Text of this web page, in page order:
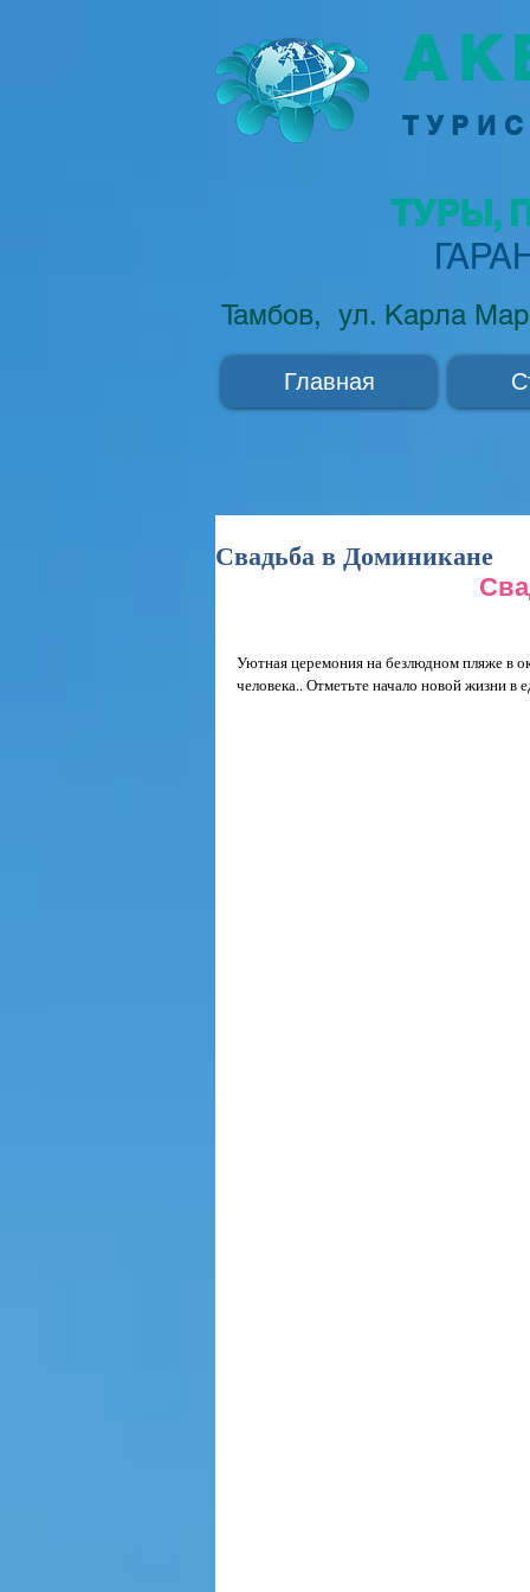
ТУРЫ,
Тамбов, ул. Карла
Главная
Свадьба в Доминикане
Уютная церемония на безлюдном пляже в
человека.. Отметьте начало новой жизни